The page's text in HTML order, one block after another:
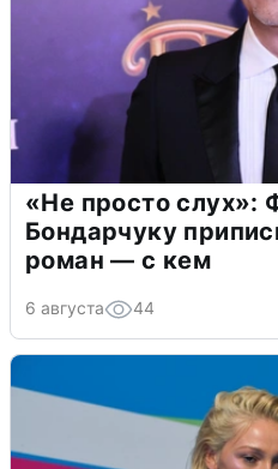
«Не просто слух»:
Бондарчуку
роман — с кем
6 августа 44